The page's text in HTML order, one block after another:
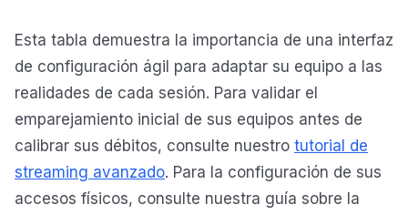
Esta tabla demuestra la importancia de una interfaz
de configuración ágil para adaptar su equipo a las
realidades de cada sesión. Para validar el
emparejamiento inicial de sus equipos antes de
calibrar sus débitos, consulte nuestro tutorial de
streaming avanzado. Para la configuración de sus
accesos físicos, consulte nuestra guía sobre la